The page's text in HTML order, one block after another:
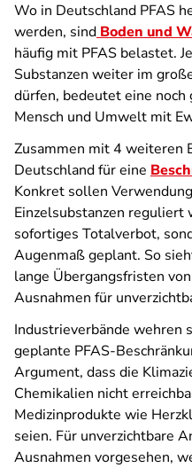
Wo in Deutschland PFAS
werden, sind Boden und
häufig mit PFAS belastet.
Substanzen weiter im
dürfen, bedeutet eine
Mensch und Umwelt mit
Zusammen mit 4 weiteren
Deutschland für eine
Konkret sollen
Einzelsubstanzen reguliert
sofortiges Totalverbot,
Augenmaß geplant. So
lange Übergangsfristen
Ausnahmen für
Industrieverbände wehren
geplante PFAS-
Argument, dass die
Chemikalien nicht
Medizinprodukte wie
seien. Für unverzichtbare
Ausnahmen vorgesehen,